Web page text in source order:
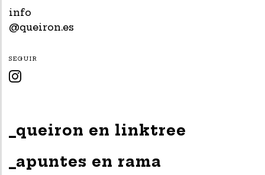
info
@queiron.es
SEGUIR

_queiron en linktree
_apuntes en rama